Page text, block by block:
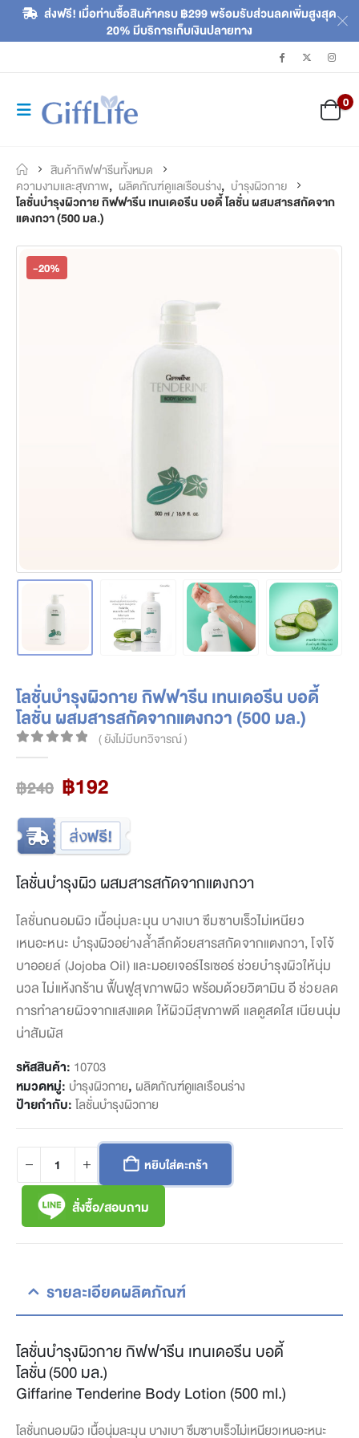
ส่งฟรี! เมื่อท่านซื้อสินค้าครบ ฿299 พร้อมรับส่วนลดเพิ่มสูงสุด
20% มีบริการเก็บเงินปลายทาง
0
สินค้ากิฟฟารีนทั้งหมด
ความงามและสุขภาพ, ผลิตภัณฑ์ดูแลเรือนร่าง, บำรุงผิวกาย
โลชั่นบำรุงผิวกาย กิฟฟารีน เทนเดอรีน บอดี้ โลชั่น ผสมสารสกัดจาก
แตงกวา (500 มล.)
-20%
โลชั่นบำรุงผิวกาย กิฟฟารีน เทนเดอรีน บอดี้
โลชั่น ผสมสารสกัดจากแตงกวา (500 มล.)
0out of 5
( ยังไม่มีบทวิจารณ์ )
฿240 Original
price
was:
฿240.
฿192
is:
฿192.
โลชั่นบำรุงผิว ผสมสารสกัดจากแตงกวา
โลชั่นถนอมผิว เนื้อนุ่มละมุน บางเบา ซึมซาบเร็วไม่เหนียว
เหนอะหนะ บำรุงผิวอย่างล้ำลึกด้วยสารสกัดจากแตงกวา, โจโจ้
บาออยล์ (Jojoba Oil) และมอยเจอร์ไรเซอร์ ช่วยบำรุงผิวให้นุ่ม
นวล ไม่แห้งกร้าน ฟื้นฟูสุขภาพผิว พร้อมด้วยวิตามิน อี ช่วยลด
การทำลายผิวจากแสงแดด ให้ผิวมีสุขภาพดี แลดูสดใส เนียนนุ่ม
น่าสัมผัส
รหัสสินค้า: 10703
หมวดหมู่: บำรุงผิวกาย, ผลิตภัณฑ์ดูแลเรือนร่าง
ป้ายกำกับ: โลชั่นบำรุงผิวกาย
หยิบใส่ตะกร้า
สั่งซื้อ/สอบถาม
รายละเอียดผลิตภัณฑ์
โลชั่นบำรุงผิวกาย กิฟฟารีน เทนเดอรีน บอดี้
โลชั่น (500 มล.)
Giffarine Tenderine Body Lotion (500 ml.)
โลชั่นถนอมผิว เนื้อนุ่มละมุน บางเบา ซึมซาบเร็วไม่เหนียวเหนอะหนะ